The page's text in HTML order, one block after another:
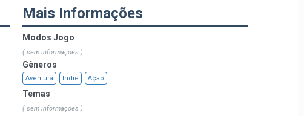
Mais Informações
Modos Jogo
( sem informações )
Gêneros
Aventura Indie Ação
Temas
( sem informações )